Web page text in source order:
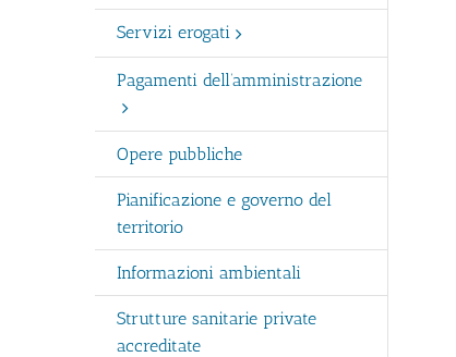
Servizi erogati
Pagamenti dell’amministrazione
Opere pubbliche
Pianificazione e governo del
territorio
Informazioni ambientali
Strutture sanitarie private
accreditate